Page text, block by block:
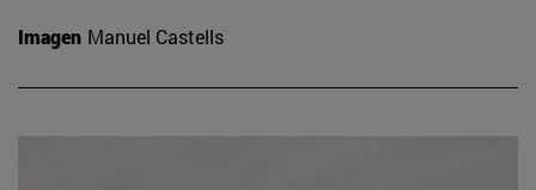
Imagen Manuel Castells